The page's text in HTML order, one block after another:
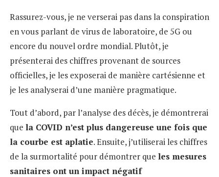
Rassurez-vous, je ne verserai pas dans la conspiration
en vous parlant de virus de laboratoire, de 5G ou
encore du nouvel ordre mondial. Plutôt, je
présenterai des chiffres provenant de sources
officielles, je les exposerai de manière cartésienne et
je les analyserai d’une manière pragmatique.
Tout d’abord, par l’analyse des décès, je démontrerai
que la COVID n’est plus dangereuse une fois que
la courbe est aplatie. Ensuite, j’utiliserai les chiffres
de la surmortalité pour démontrer que les mesures
sanitaires ont un impact négatif